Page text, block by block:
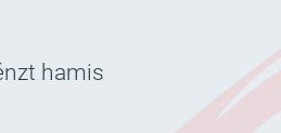
hamis